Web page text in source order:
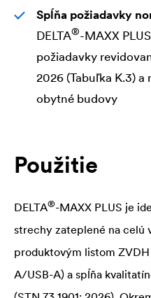
Spĺňa požiadavky
DELTA®-MAXX
požiadavky
2026 (Tabuľka K.3)
obytné budovy
Použitie
DELTA®-MAXX PLUS je
strechy zateplené na celú
produktovým listom
A/USB-A) a spĺňa